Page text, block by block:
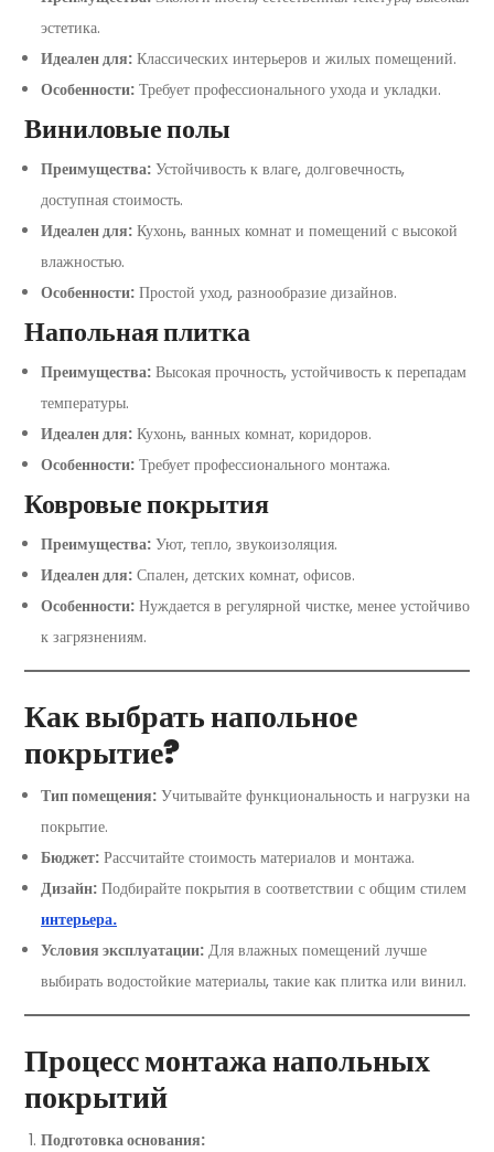
эстетика.
Идеален для: Классических интерьеров и жилых помещений.
Особенности: Требует профессионального ухода и укладки.
Виниловые полы
Преимущества: Устойчивость к влаге, долговечность,
доступная стоимость.
Идеален для: Кухонь, ванных комнат и помещений с высокой
влажностью.
Особенности: Простой уход, разнообразие дизайнов.
Напольная плитка
Преимущества: Высокая прочность, устойчивость к перепадам
температуры.
Идеален для: Кухонь, ванных комнат, коридоров.
Особенности: Требует профессионального монтажа.
Ковровые покрытия
Преимущества: Уют, тепло, звукоизоляция.
Идеален для: Спален, детских комнат, офисов.
Особенности: Нуждается в регулярной чистке, менее устойчиво
к загрязнениям.
Как выбрать напольное
покрытие?
Тип помещения: Учитывайте функциональность и нагрузки на
покрытие.
Бюджет: Рассчитайте стоимость материалов и монтажа.
Дизайн: Подбирайте покрытия в соответствии с общим стилем
интерьера.
Условия эксплуатации: Для влажных помещений лучше
выбирать водостойкие материалы, такие как плитка или винил.
Процесс монтажа напольных
покрытий
Подготовка основания: